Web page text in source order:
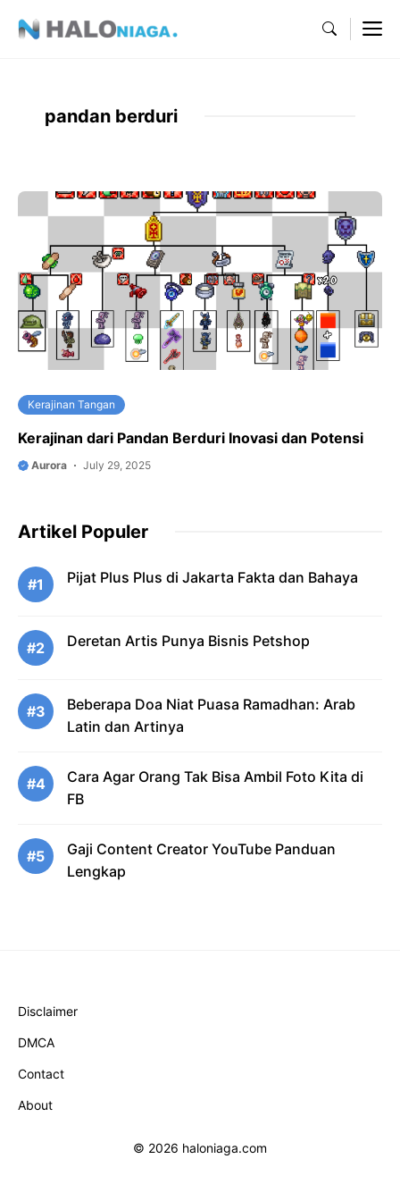
pandan berduri
Kerajinan Tangan
Kerajinan dari Pandan Berduri Inovasi dan Potensi
Aurora July 29, 2025
Artikel Populer
#1 Pijat Plus Plus di Jakarta Fakta dan Bahaya
#2 Deretan Artis Punya Bisnis Petshop
#3
Beberapa Doa Niat Puasa Ramadhan: Arab
Latin dan Artinya
#4
Cara Agar Orang Tak Bisa Ambil Foto Kita di
FB
#5
Gaji Content Creator YouTube Panduan
Lengkap
Disclaimer
DMCA
Contact
About
© 2026 haloniaga.com